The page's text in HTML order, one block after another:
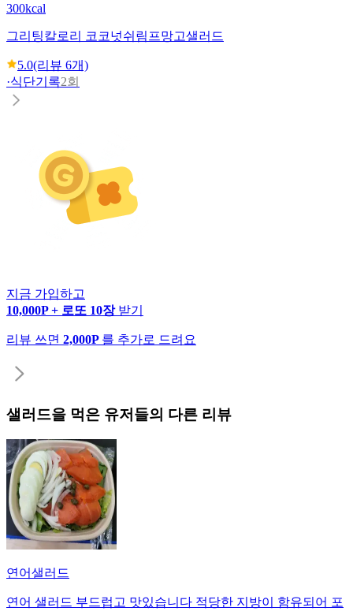
300kcal
그리팅칼로리 코코넛쉬림프망고샐러드
5.0(리뷰 6개)
·식단기록2회
지금 가입하고
10,000P + 로또 10장 받기
리뷰 쓰면 2,000P 를 추가로 드려요
샐러드을 먹은 유저들의 다른 리뷰
연어샐러드
연어 샐러드 부드럽고 맛있습니다 적당한 지방이 함유되어 포